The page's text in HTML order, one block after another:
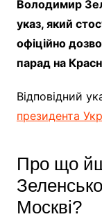
Володимир
указ, який
офіційно
парад на
Відповідний
президента
Про що
Москві?